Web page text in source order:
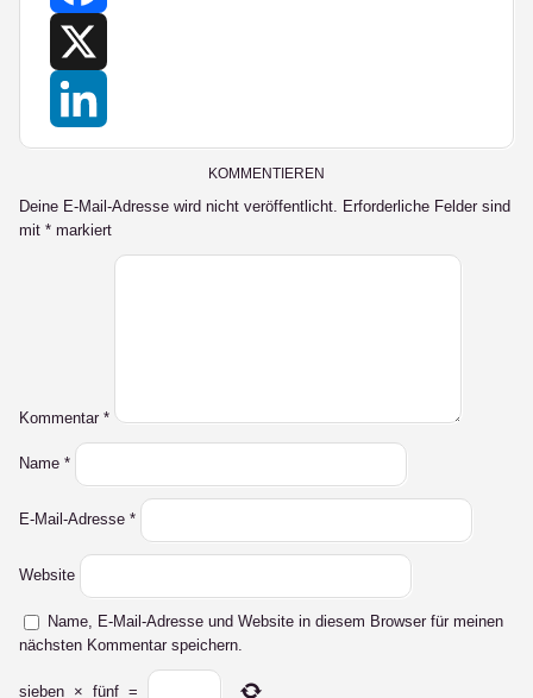
Facebook
KOMMENTIEREN
Deine E-Mail-Adresse wird nicht veröffentlicht. Erforderliche Felder sind
mit * markiert
Kommentar *
Name *
E-Mail-Adresse *
Website
Name, E-Mail-Adresse und Website in diesem Browser für meinen
nächsten Kommentar speichern.
sieben × fünf =